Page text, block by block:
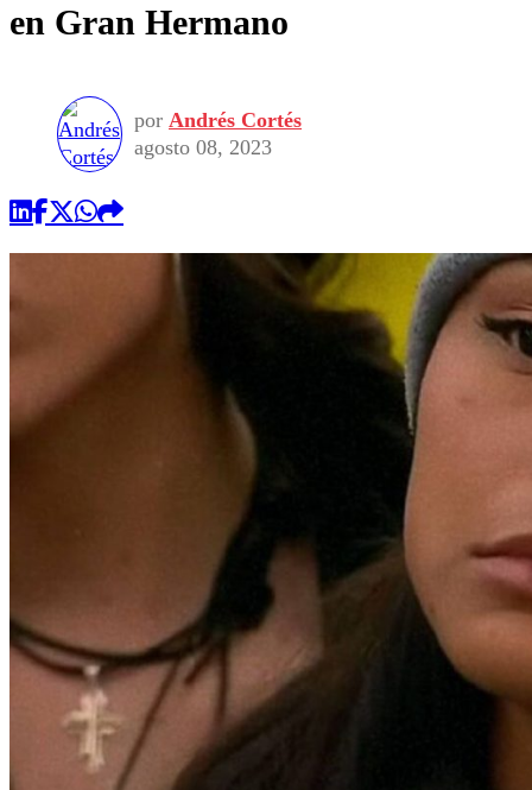
en Gran Hermano
por Andrés Cortés
agosto 08, 2023